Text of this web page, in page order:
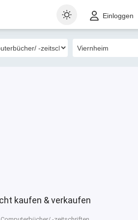
Einloggen
kaufen & verkaufen